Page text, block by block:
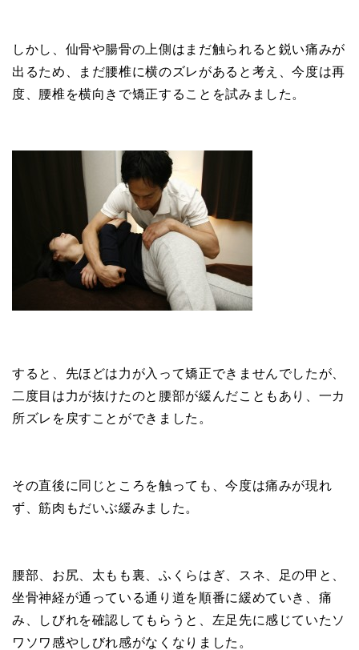
しかし、仙骨や腸骨の上側はまだ触られると鋭い痛みが
出るため、まだ腰椎に横のズレがあると考え、今度は再
度、腰椎を横向きで矯正することを試みました。
すると、先ほどは力が入って矯正できませんでしたが、
二度目は力が抜けたのと腰部が緩んだこともあり、一カ
所ズレを戻すことができました。
その直後に同じところを触っても、今度は痛みが現れ
ず、筋肉もだいぶ緩みました。
腰部、お尻、太もも裏、ふくらはぎ、スネ、足の甲と、
坐骨神経が通っている通り道を順番に緩めていき、痛
み、しびれを確認してもらうと、左足先に感じていたソ
ワソワ感やしびれ感がなくなりました。